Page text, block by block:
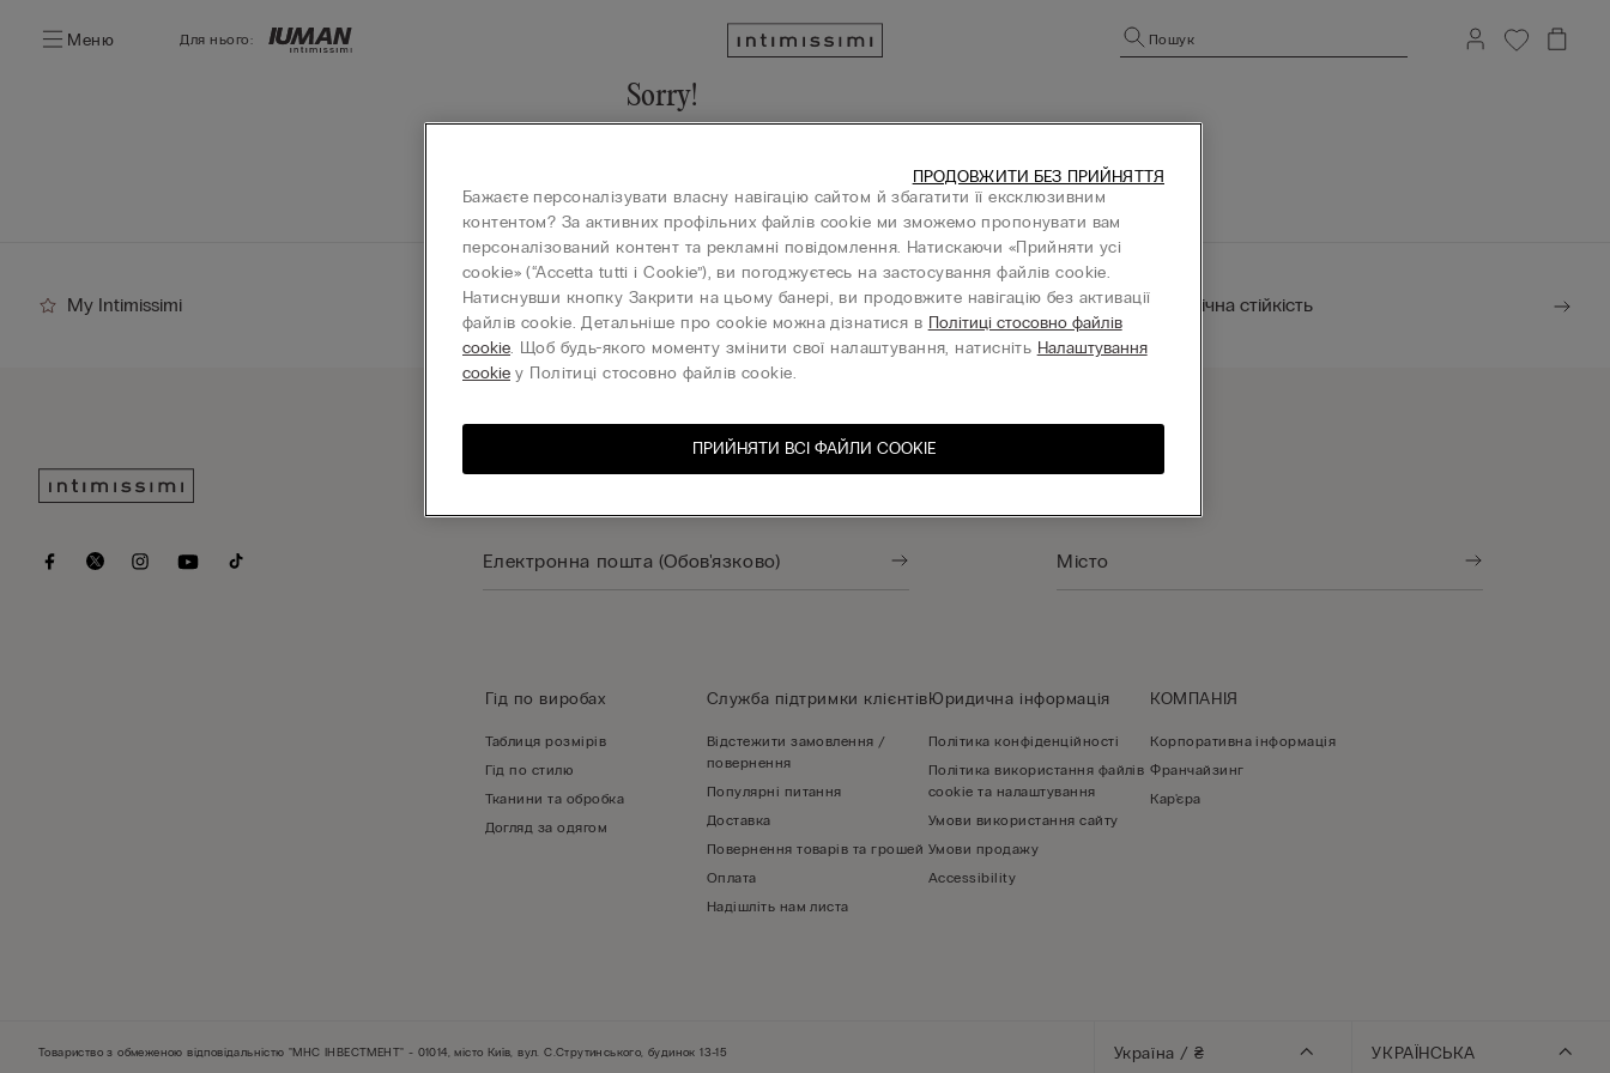
Меню Для нього: Пошук
Sorry!
Go to homepage
My Intimissimi КОМПАНІЯ Екологічна стійкість
Гід по виробах
Таблиця розмірів
Гід по стилю
Тканини та обробка
Догляд за одягом
Служба підтримки клієнтів
Відстежити замовлення /
повернення
Популярні питання
Доставка
Повернення товарів та грошей
Оплата
Надішліть нам листа
Юридична інформація
Політика конфіденційності
Політика використання файлів
cookie та налаштування
Умови використання сайту
Умови продажу
Accessibility
КОМПАНІЯ
Корпоративна інформація
Франчайзинг
Кар'єра
Товариство з обмеженою відповідальністю "МНС ІНВЕСТМЕНТ" - 01014, місто Київ, вул. С.Струтинського, будинок 13-15 Україна / ₴ УКРАЇНСЬКА
Бажаєте персоналізувати власну навігацію сайтом й збагатити її ексклюзивним
контентом? За активних профільних файлів cookie ми зможемо пропонувати вам
персоналізований контент та рекламні повідомлення. Натискаючи «Прийняти усі
cookie» (“Accetta tutti i Cookie”), ви погоджуєтесь на застосування файлів cookie.
Натиснувши кнопку Закрити на цьому банері, ви продовжите навігацію без активації
файлів cookie. Детальніше про cookie можна дізнатися в Політиці стосовно файлів
cookie. Щоб будь-якого моменту змінити свої налаштування, натисніть Налаштування
cookie у Політиці стосовно файлів cookie.
ПРИЙНЯТИ ВСІ ФАЙЛИ СOOKIE
ПРОДОВЖИТИ БЕЗ ПРИЙНЯТТЯ